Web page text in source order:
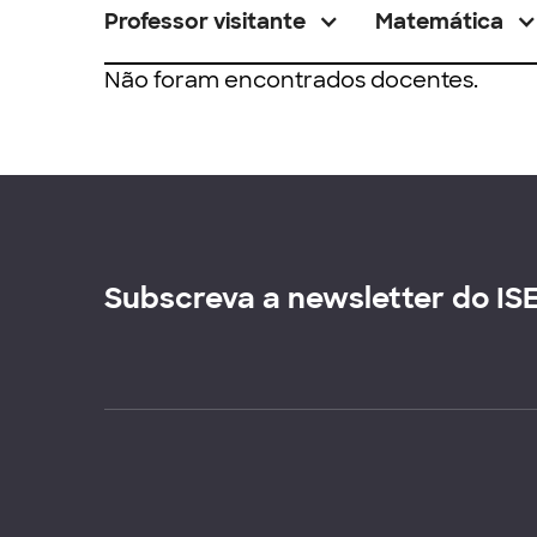
Professor visitante Matemática
Não foram encontrados docentes.
Subscreva a newsletter do